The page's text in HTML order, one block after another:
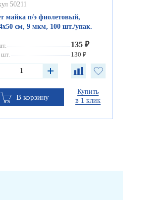
50211
майка п/э фиолетовый,
см, 9 мкм, 100 шт./упак.
135 ₽
шт. 130 ₽
В корзину
Купить
в 1 клик